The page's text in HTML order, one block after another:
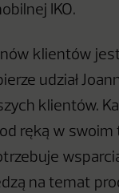
IKO.
klientów
udział
klientów.
ręką w
na temat